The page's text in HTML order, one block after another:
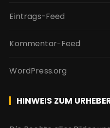
Eintrags-Feed
Kommentar-Feed
WordPress.org
HINWEIS ZUM